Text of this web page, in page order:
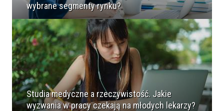
wybrane segmenty rynku?
Studia medyczne a rzeczywistość. Jakie
wyzwania w pracy czekają na młodych lekarzy?